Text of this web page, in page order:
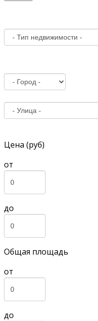
Цена (руб)
от
до
Общая площадь
от
до